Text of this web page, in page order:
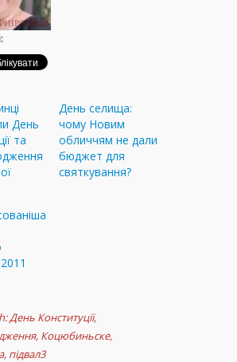
День
та
День селища:
чому Новим
обличчям не дали
бюджет для
святкування?
День Конституції,
, Коцюбиньске,
, підвал3